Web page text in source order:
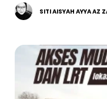
SITI AISYAH AYYA AZ